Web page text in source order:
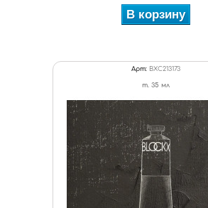
В корзину
Арт: BXC213173
т. 35 мл